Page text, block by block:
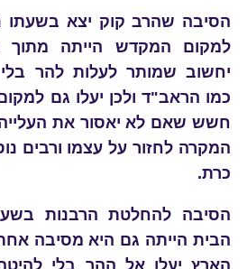
הסיבה שהרב קוק יצא בשעתו
למקום המקדש הייתה
יחשוב שמותר לעלות להר
כמו הראב"ד ולכן יעלו גם
חשש שאם לא יאסור את
המקרה לחזור על עצמו ורבים
כרת.
הסיבה להחלטת הרבנות
הבית הייתה גם היא מסיבה
הארץ יעלו אל ההר בלי